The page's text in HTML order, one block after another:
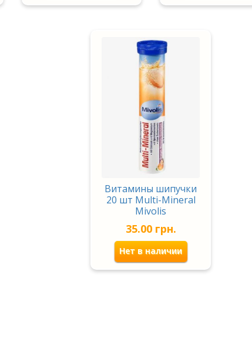
Витамины шипучки
20 шт Multi-Mineral
Mivolis
35.00 грн.
Нет в наличии